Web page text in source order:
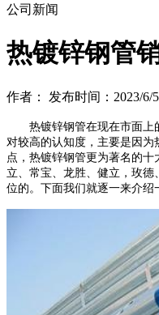
公司新闻
热镀锌钢管
作者： 发布时间：2023/6/
热镀锌钢管在现在市面上
对较高的认知度，主要是因
点，热镀锌钢管更为著名的
立、常宝、龙胜、健立，玫
位的。下面我们就逐一来介绍